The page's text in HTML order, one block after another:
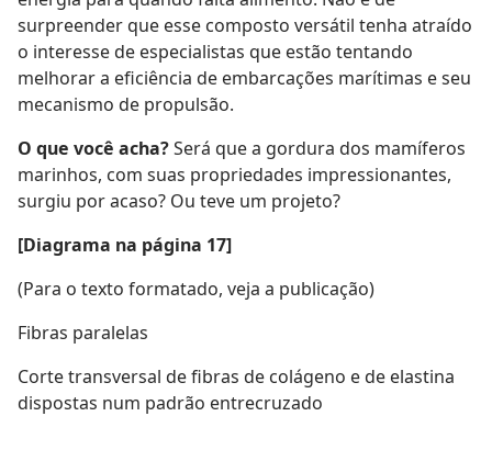
surpreender que esse composto versátil tenha atraído
o interesse de especialistas que estão tentando
melhorar a eficiência de embarcações marítimas e seu
mecanismo de propulsão.
O que você acha?Será que a gordura dos mamíferos
marinhos, com suas propriedades impressionantes,
surgiu por acaso? Ou teve um projeto?
[Diagrama na página 17]
(Para o texto formatado, veja a publicação)
Fibras paralelas
Corte transversal de fibras de colágeno e de elastina
dispostas num padrão entrecruzado